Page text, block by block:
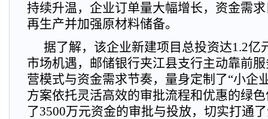
持续升温，企业订单量大幅增长，资金需
再生产并加强原材料储备。
据了解，该企业新建项目总投资达1.2亿
市场机遇，邮储银行夹江县支行主动靠前
营模式与资金需求节奏，量身定制了“小企
方案依托灵活高效的审批流程和优惠的绿
了3500万元资金的审批与投放，切实打通